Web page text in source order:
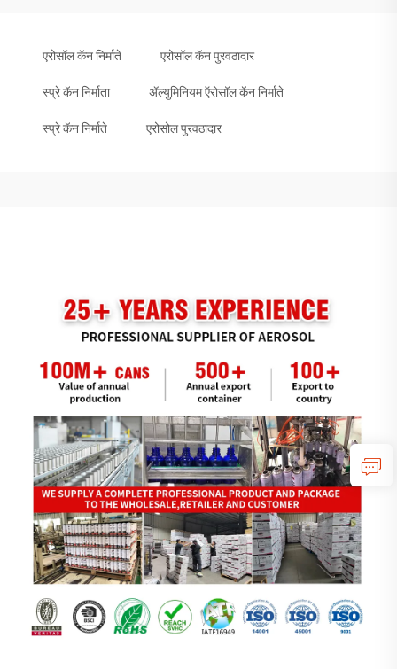
एरोसॉल कॅन निर्माते एरोसॉल कॅन पुरवठादार
स्प्रे कॅन निर्माता ॲल्युमिनियम ऍरोसॉल कॅन निर्माते
स्प्रे कॅन निर्माते एरोसोल पुरवठादार